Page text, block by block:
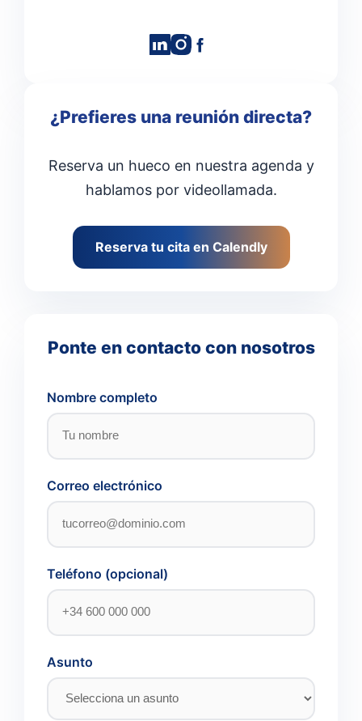
¿Prefieres una reunión directa?
Reserva un hueco en nuestra agenda y
hablamos por videollamada.
Reserva tu cita en Calendly
Ponte en contacto con nosotros
Nombre completo
Correo electrónico
Teléfono (opcional)
Asunto